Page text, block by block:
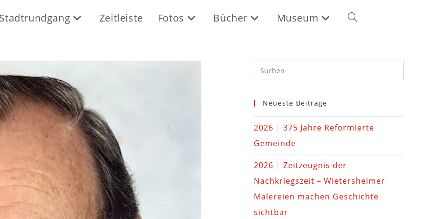
Zeitleiste Fotos Bücher Museum
Neueste Beiträge
2026 | 375 Jahre Reformierte
Gemeinde
2026 | Zeitzeugnis der
Nachkriegszeit – Wietersheimer
Malereien machen Geschichte
sichtbar